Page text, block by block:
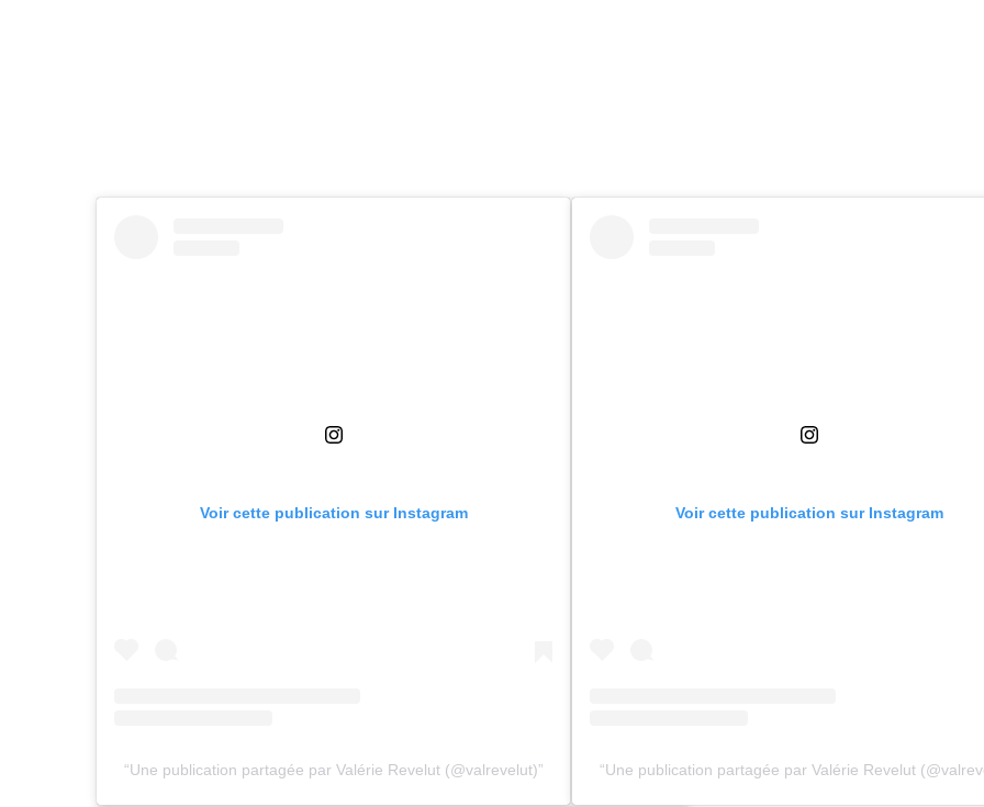
Voir cette publication sur Instagram
Une publication partagée par Valérie Revelut (@valrevelut)
Voir cette publication sur Instagram
Une publication partagée par Valérie Revelut